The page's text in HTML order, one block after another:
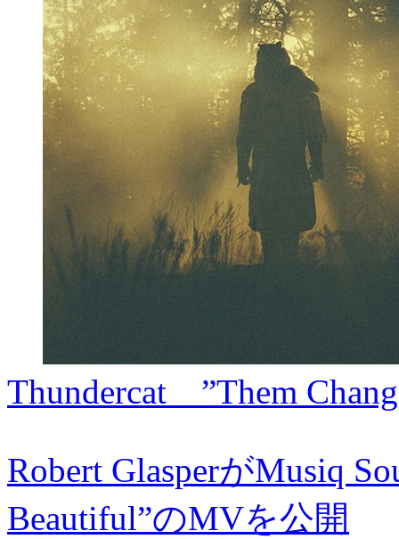
Thundercat ”Them
Robert GlasperがMusiq
Beautiful”のMVを公開